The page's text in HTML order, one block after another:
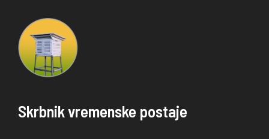
Skrbnik vremenske postaje